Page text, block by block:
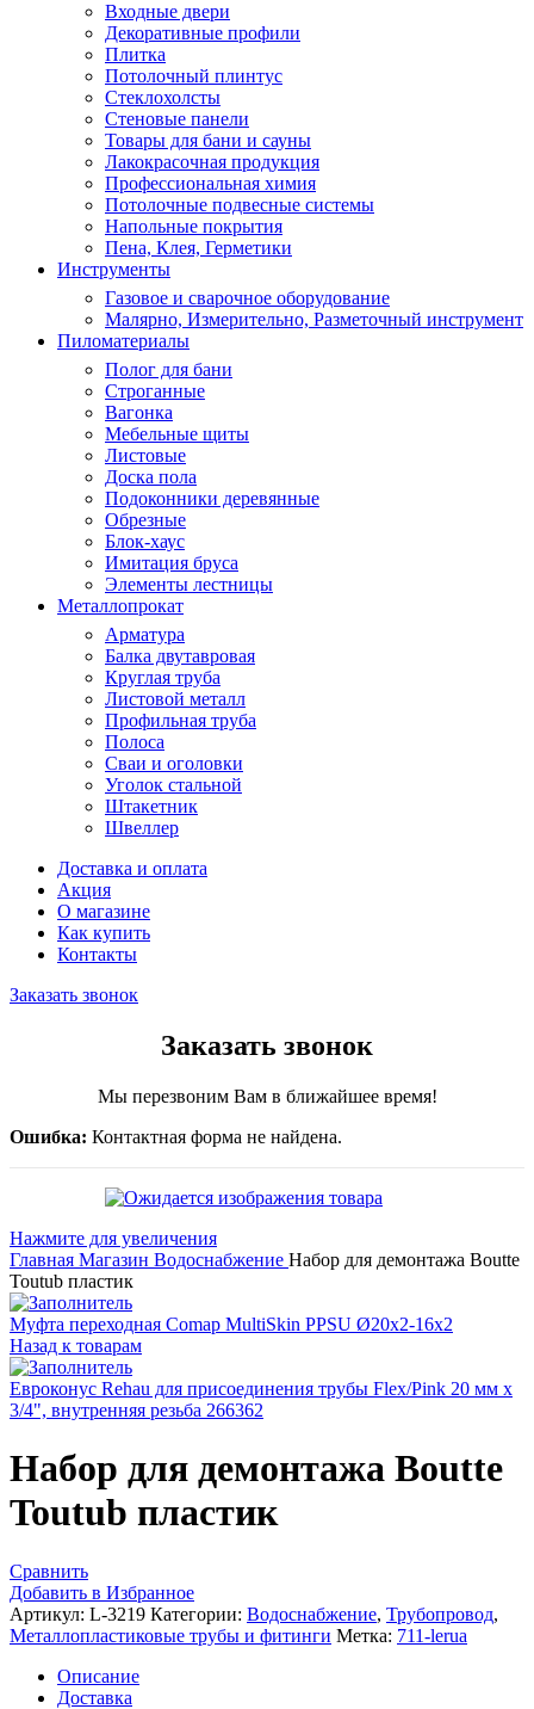
Входные двери
Декоративные профили
Плитка
Потолочный плинтус
Стеклохолсты
Стеновые панели
Товары для бани и сауны
Лакокрасочная продукция
Профессиональная химия
Потолочные подвесные системы
Напольные покрытия
Пена, Клея, Герметики
Инструменты
Газовое и сварочное оборудование
Малярно, Измерительно, Разметочный инструмент
Пиломатериалы
Полог для бани
Строганные
Вагонка
Мебельные щиты
Листовые
Доска пола
Подоконники деревянные
Обрезные
Блок-хаус
Имитация бруса
Элементы лестницы
Металлопрокат
Арматура
Балка двутавровая
Круглая труба
Листовой металл
Профильная труба
Полоса
Сваи и оголовки
Уголок стальной
Штакетник
Швеллер
Доставка и оплата
Акция
О магазине
Как купить
Контакты
Заказать звонок
Заказать звонок
Мы перезвоним Вам в ближайшее время!
Ошибка: Контактная форма не найдена.
Нажмите для увеличения
Главная Магазин Водоснабжение Набор для демонтажа Boutte
Toutub пластик
Муфта переходная Comap MultiSkin PPSU Ø20x2-16x2
Назад к товарам
Евроконус Rehau для присоединения трубы Flex/Pink 20 мм х
3/4", внутренняя резьба 266362
Набор для демонтажа Boutte
Toutub пластик
Сравнить
Добавить в Избранное
Артикул: L-3219 Категории: Водоснабжение, Трубопровод,
Металлопластиковые трубы и фитинги Метка: 711-lerua
Описание
Доставка